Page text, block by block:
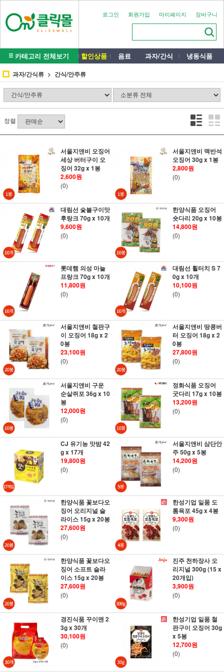
로그인 회원가입 마이페이지 장바구니
카테고리 전체보기 할인상품 음료 과자/간식 냉동식품
과자/간식류 간식/안주류
정렬
서울지앤비 오징어
세상 버터구이 오
징어 32g x 1봉
2,600원
(0)
서울지앤비 맥반석
오징어 30g x 1봉
2,800원
(0)
대림선 숯불구이맛
후랑크 70g x 10개
9,600원
(0)
한양식품 오징어
숏다리 20g x 10봉
14,800원
(0)
롯데햄 의성 마늘
프랑크 70g x 10개
11,800원
(0)
대림선 휠터치 S 7
0g x 10개
10,100원
(0)
서울지앤비 철판구
이 오징어 18g x 2
0봉
23,100원
(0)
서울지앤비 땅콩버
터 오징어 18g x 2
0봉
27,800원
(0)
서울지앤비 구운
순살쥐포 36g x 10
봉
12,000원
(0)
정화식품 오징어
굿다리 17g x 10봉
13,200원
(0)
CJ 유기농 맛밤 42
g x 17개
19,800원
(0)
서울지앤비 삼단안
주 50g x 5봉
14,200원
(0)
한양식품 꽃보다오
징어 오리지널 슬
라이스 15g x 20봉
27,600원
(0)
한성기업 일품 도
톰육포 45g x 4봉
9,300원
(0)
한양식품 꽃보다오
징어 소프트 슬라
이스 15g x 20봉
27,600원
(0)
진주 천하장사 오
리지널 300g (15 x
20개입)
3,900원
(0)
경진식품 꾸이맨 2
3g x 30개
30,100원
(0)
한성기업 일품 철
판구이 오징어 30g
x 5봉
12,700원
(0)